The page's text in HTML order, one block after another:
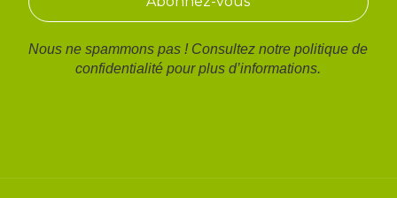
Nous ne spammons pas ! Consultez notrepolitique de
confidentialité pour plus d’informations.